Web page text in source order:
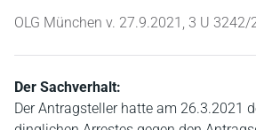
OLG München v. 27.9.2021, 3 U 3242/
Der Sachverhalt:
Der Antragsteller hatte am 26.3.2021